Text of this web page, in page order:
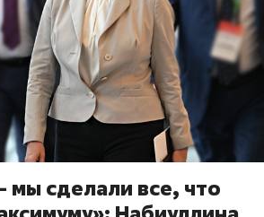
мы сделали все, что